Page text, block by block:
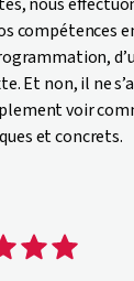
compétences
Et non, il ne
voir
et concrets.